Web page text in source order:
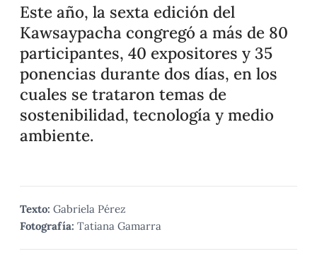
Este año, la sexta edición del
Kawsaypacha congregó a más de 80
participantes, 40 expositores y 35
ponencias durante dos días, en los
cuales se trataron temas de
sostenibilidad, tecnología y medio
ambiente.
Texto: Gabriela Pérez
Fotografía: Tatiana Gamarra